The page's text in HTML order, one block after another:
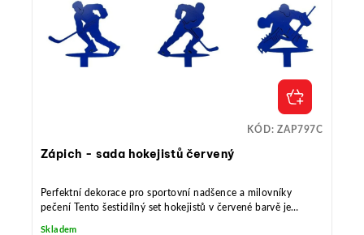
Zápich - sada hokejistů červený
Skladem
Perfektní dekorace pro sportovní nadšence a milovníky
pečení Tento šestidílný set hokejistů v červené barvě je
KÓD:ZAP797C